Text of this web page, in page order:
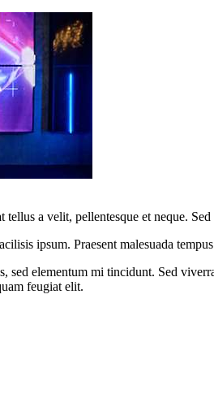
tellus a velit, pellentesque et neque.
ipsum. Praesent malesuada
sed elementum mi tincidunt. Sed
feugiat elit.